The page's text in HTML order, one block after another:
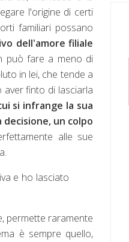
l'origine di certi
familiari possano
dell'amore filiale
può fare a meno di
in lei, che tende a
aver finto di lasciarla
si infrange la sua
un colpo
alle sue
e ho lasciato
permette raramente
è sempre quello,